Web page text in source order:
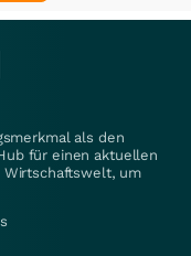
als den
für einen aktuellen
Wirtschaftswelt, um